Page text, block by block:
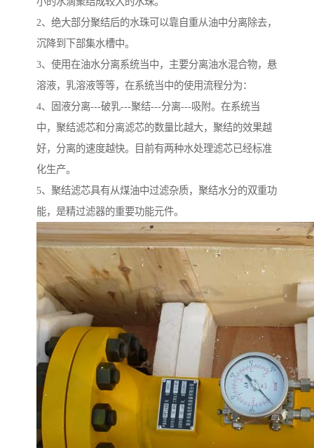
2、绝大部分聚结后的水珠可以靠自重从油中分离除去，
沉降到下部集水槽中。
3、使用在油水分离系统当中，主要分离油水混合物，悬
溶液，乳溶液等等，在系统当中的使用流程分为：
4、固液分离---破乳---聚结---分离---吸附。在系统当
中，聚结滤芯和分离滤芯的数量比越大，聚结的效果越
好，分离的速度越快。目前有两种水处理滤芯已经标准
化生产。
5、聚结滤芯具有从煤油中过滤杂质，聚结水分的双重功
能，是精过滤器的重要功能元件。